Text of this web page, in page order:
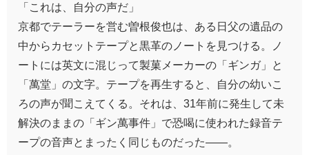
「これは、自分の声だ」
京都でテーラーを営む曽根俊也は、ある日父の遺品の
中からカセットテープと黒革のノートを見つける。ノ
ートには英文に混じって製菓メーカーの「ギンガ」と
「萬堂」の文字。テープを再生すると、自分の幼いこ
ろの声が聞こえてくる。それは、31年前に発生して未
解決のままの「ギン萬事件」で恐喝に使われた録音テ
ープの音声とまったく同じものだった――。